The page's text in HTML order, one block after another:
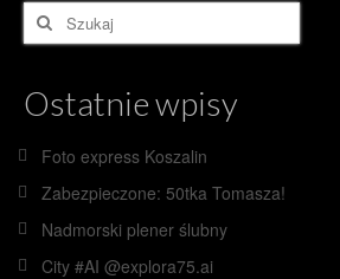
Szuklaj
w:
Ostatnie wpisy
Foto express Koszalin
Zabezpieczone: 50tka Tomasza!
Nadmorski plener ślubny
City #AI @explora75.ai